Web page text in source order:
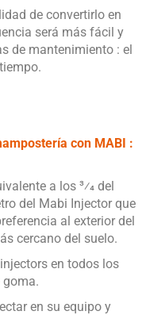
de convertirlo en
será más fácil y
de mantenimiento : el
con MABI :
a los 3⁄4 del
del Mabi Injector que
al exterior del
cercano del suelo.
en todos los
en su equipo y